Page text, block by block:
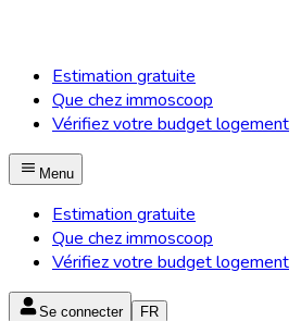
Estimation gratuite
Que chez immoscoop
Vérifiez votre budget logement
Menu
Estimation gratuite
Que chez immoscoop
Vérifiez votre budget logement
Se connecter FR